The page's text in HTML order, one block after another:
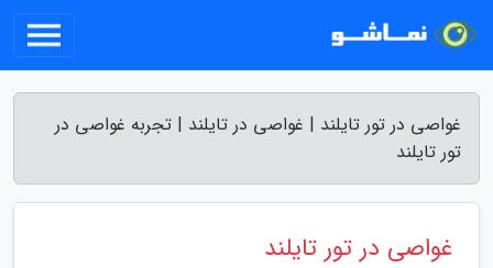
غواصی در تور تایلند | غواصی در تایلند | تجربه غواصی در
تور تایلند
غواصی در تور تایلند